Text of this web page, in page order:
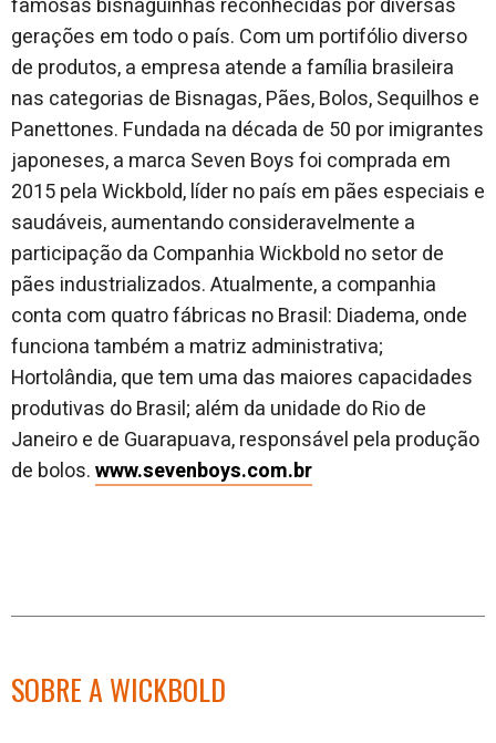
famosas bisnaguinhas reconhecidas por diversas
gerações em todo o país. Com um portifólio diverso
de produtos, a empresa atende a família brasileira
nas categorias de Bisnagas, Pães, Bolos, Sequilhos e
Panettones. Fundada na década de 50 por imigrantes
japoneses, a marca Seven Boys foi comprada em
2015 pela Wickbold, líder no país em pães especiais e
saudáveis, aumentando consideravelmente a
participação da Companhia Wickbold no setor de
pães industrializados. Atualmente, a companhia
conta com quatro fábricas no Brasil: Diadema, onde
funciona também a matriz administrativa;
Hortolândia, que tem uma das maiores capacidades
produtivas do Brasil; além da unidade do Rio de
Janeiro e de Guarapuava, responsável pela produção
de bolos.www.sevenboys.com.br
SOBRE A WICKBOLD